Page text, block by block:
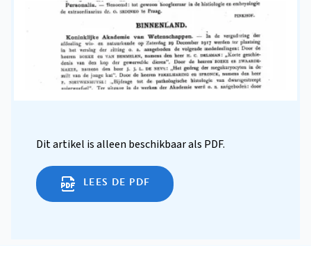
Dit artikel is alleen beschikbaar als PDF.
LEES DE PDF